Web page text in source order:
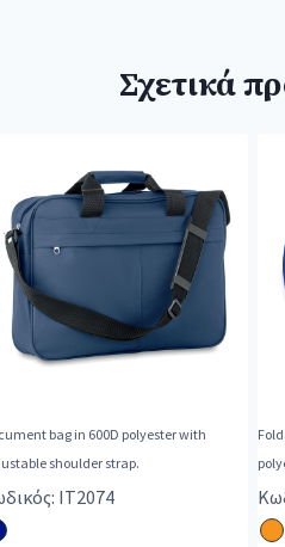
Σχετικά
bag in 600D polyester with
shoulder strap.
IT2074